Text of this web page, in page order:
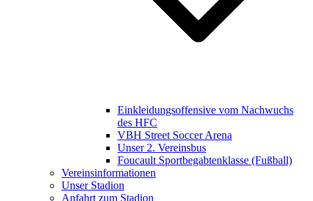
Einkleidungsoffensive vom Nachwuchs
des HFC
VBH Street Soccer Arena
Unser 2. Vereinsbus
Foucault Sportbegabtenklasse (Fußball)
Vereinsinformationen
Unser Stadion
Anfahrt zum Stadion